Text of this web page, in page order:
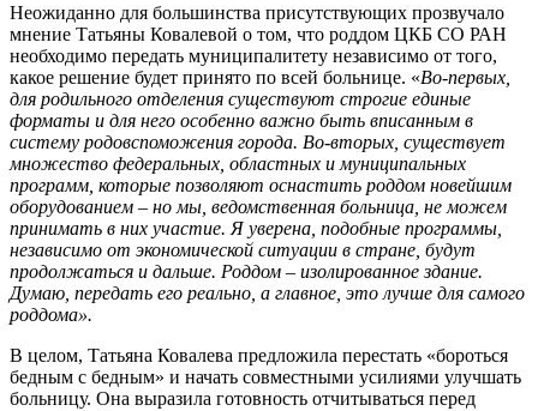
Неожиданно для большинства присутствующих прозвучало
мнение Татьяны Ковалевой о том, что роддом ЦКБ СО РАН
необходимо передать муниципалитету независимо от того,
какое решение будет принято по всей больнице. «Во-первых,
для родильного отделения существуют строгие единые
форматы и для него особенно важно быть вписанным в
систему родовспоможения города. Во-вторых, существует
множество федеральных, областных и муниципальных
программ, которые позволяют оснастить роддом новейшим
оборудованием – но мы, ведомственная больница, не можем
принимать в них участие. Я уверена, подобные программы,
независимо от экономической ситуации в стране, будут
продолжаться и дальше. Роддом – изолированное здание.
Думаю, передать его реально, а главное, это лучше для самого
роддома».
В целом, Татьяна Ковалева предложила перестать «бороться
бедным с бедным» и начать совместными усилиями улучшать
больницу. Она выразила готовность отчитываться перед